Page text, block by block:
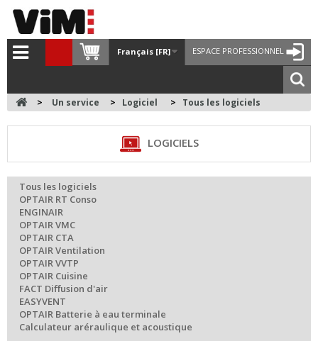
ESPACE PROFESSIONNEL
Français [FR]
> Un service > Logiciel > Tous les logiciels
LOGICIELS
Tous les logiciels
OPTAIR RT Conso
ENGINAIR
OPTAIR VMC
OPTAIR CTA
OPTAIR Ventilation
OPTAIR VVTP
OPTAIR Cuisine
FACT Diffusion d'air
EASYVENT
OPTAIR Batterie à eau terminale
Calculateur aréraulique et acoustique